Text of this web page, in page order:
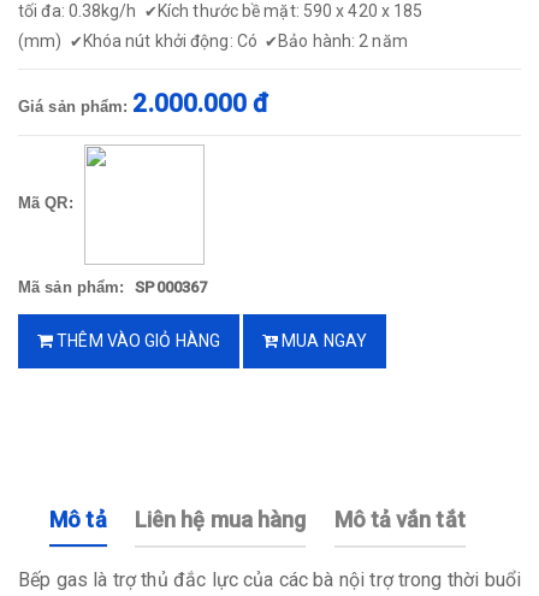
tối đa: 0.38kg/h ✔ Kích thước bề mặt: 590 x 420 x 185
(mm) ✔ Khóa nút khởi động: Có ✔ Bảo hành: 2 năm
Giá sản phẩm: 2.000.000 đ
Mã QR:
Mã sản phẩm: SP000367
THÊM VÀO GIỎ HÀNG MUA NGAY
Mô tả Liên hệ mua hàng Mô tả vắn tắt
Bếp gas là trợ thủ đắc lực của các bà nội trợ trong thời buổi